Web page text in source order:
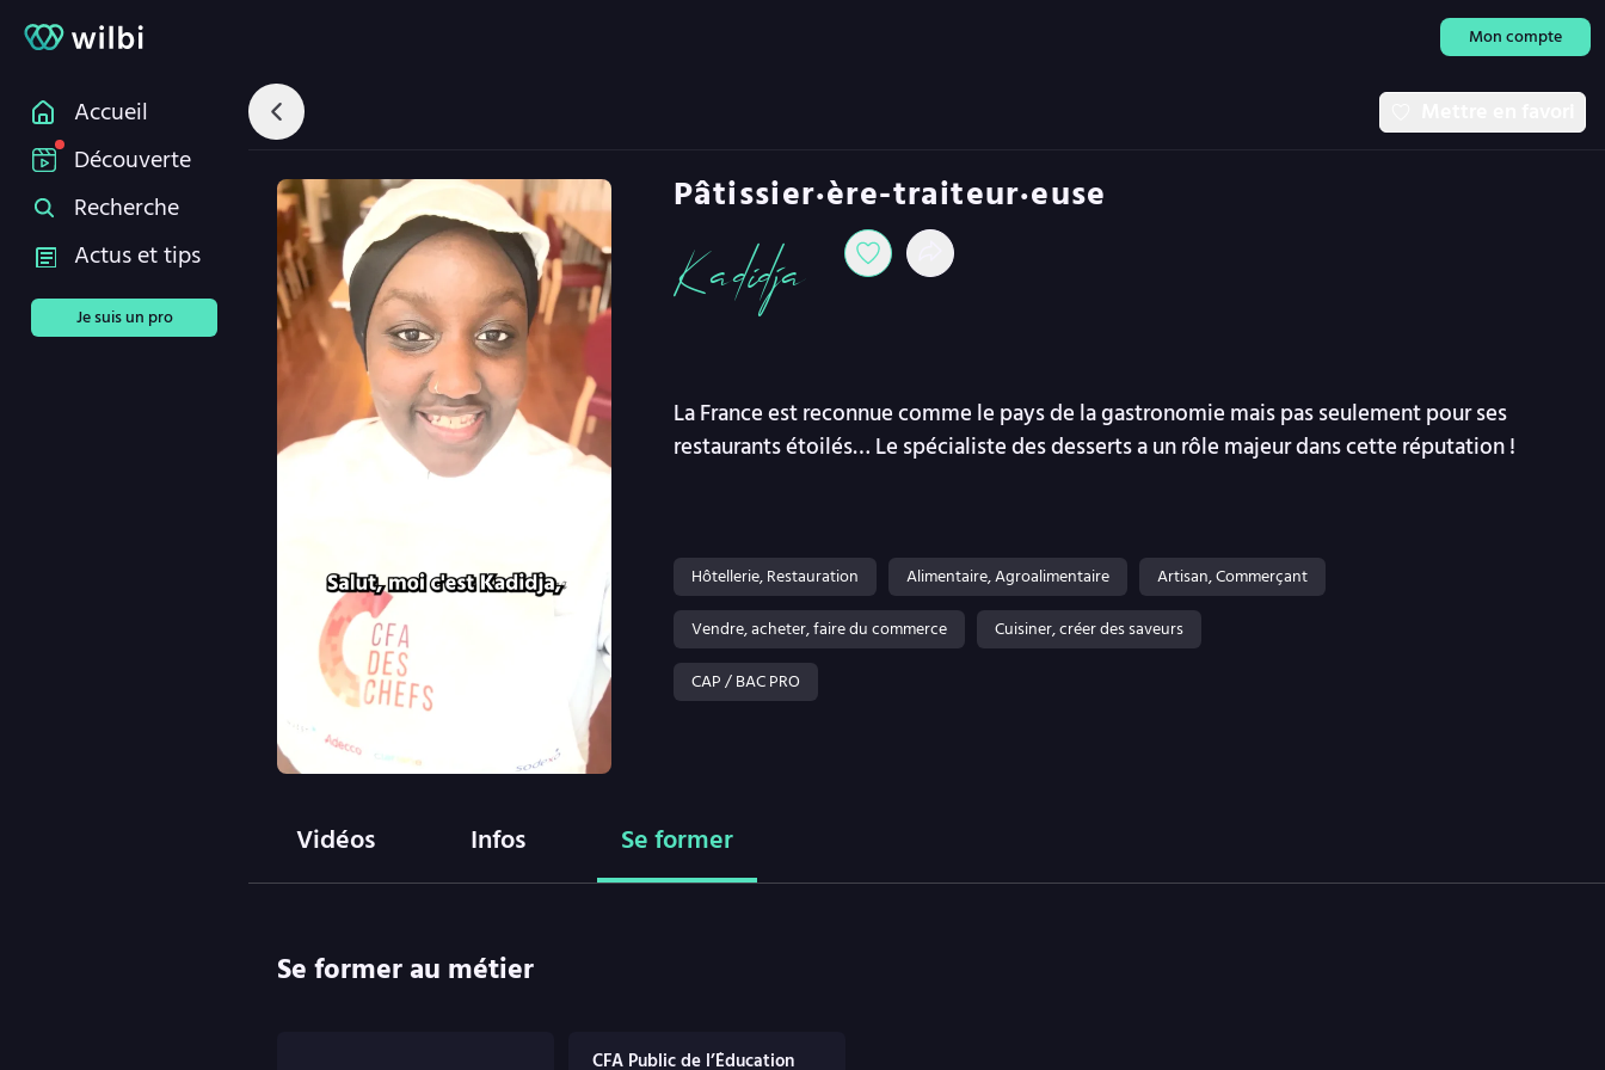
Mon compte
Accueil
Découverte
Recherche
Actus et tips
Je suis un pro
Pâtissier·ère-traiteur·euse
Kadidja
Hôtellerie, Restauration Alimentaire, Agroalimentaire
Artisan, Commerçant
Vendre, acheter, faire du commerce
Cuisiner, créer des saveurs
CAP / BAC PRO
La France est reconnue comme le pays de la gastronomie mais pas seulement pour ses
restaurants étoilés… Le spécialiste des desserts a un rôle majeur dans cette réputation !
Vidéos Infos Se former
Se former au métier
CFA Public de l’Éducation